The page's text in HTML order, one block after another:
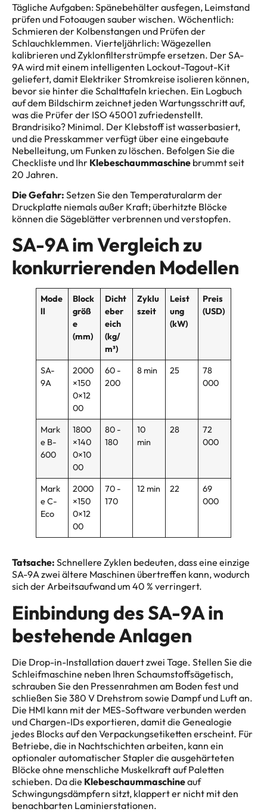
Tägliche Aufgaben: Spänebehälter ausfegen, Leimstand
prüfen und Fotoaugen sauber wischen. Wöchentlich:
Schmieren der Kolbenstangen und Prüfen der
Schlauchklemmen. Vierteljährlich: Wägezellen
kalibrieren und Zyklonfilterstrümpfe ersetzen. Der SA-
9A wird mit einem intelligenten Lockout-Tagout-Kit
geliefert, damit Elektriker Stromkreise isolieren können,
bevor sie hinter die Schalttafeln kriechen. Ein Logbuch
auf dem Bildschirm zeichnet jeden Wartungsschritt auf,
was die Prüfer der ISO 45001 zufriedenstellt.
Brandrisiko? Minimal. Der Klebstoff ist wasserbasiert,
und die Presskammer verfügt über eine eingebaute
Nebelleitung, um Funken zu löschen. Befolgen Sie die
Checkliste und Ihr Klebeschaummaschine brummt seit
20 Jahren.
Die Gefahr: Setzen Sie den Temperaturalarm der
Druckplatte niemals außer Kraft; überhitzte Blöcke
können die Sägeblätter verbrennen und verstopfen.
SA-9A im Vergleich zu
konkurrierenden Modellen
Mode
ll
Block
größ
e
(mm)
Dicht
eber
eich
(kg/
m³)
Zyklu
szeit
Leist
ung
(kW)
Preis
(USD)
SA-
9A
2000
×150
0×12
00
60 -
200
8 min 25
78
000
Mark
e B-
600
1800
×140
0×10
00
80 -
180
10
min
28
72
000
Mark
e C-
Eco
2000
×150
0×12
00
70 -
170
12 min 22
69
000
Tatsache: Schnellere Zyklen bedeuten, dass eine einzige
SA-9A zwei ältere Maschinen übertreffen kann, wodurch
sich der Arbeitsaufwand um 40 % verringert.
Einbindung des SA-9A in
bestehende Anlagen
Die Drop-in-Installation dauert zwei Tage. Stellen Sie die
Schleifmaschine neben Ihren Schaumstoffsägetisch,
schrauben Sie den Pressenrahmen am Boden fest und
schließen Sie 380 V Drehstrom sowie Dampf und Luft an.
Die HMI kann mit der MES-Software verbunden werden
und Chargen-IDs exportieren, damit die Genealogie
jedes Blocks auf den Verpackungsetiketten erscheint. Für
Betriebe, die in Nachtschichten arbeiten, kann ein
optionaler automatischer Stapler die ausgehärteten
Blöcke ohne menschliche Muskelkraft auf Paletten
schieben. Da die Klebeschaummaschineauf
Schwingungsdämpfern sitzt, klappert er nicht mit den
benachbarten Laminierstationen.